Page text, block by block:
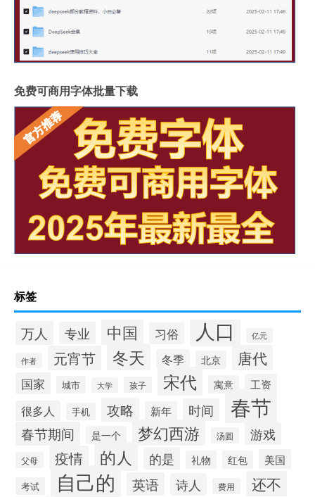
免费可商用字体批量下载
标签
万人 专业 中国 习俗 人口 亿元
作者 元宵节 冬天 冬季 北京 唐代
国家 城市 大学 孩子 宋代 寓意 工资
很多人 手机 攻略 新年 时间 春节
春节期间 是一个 梦幻西游 汤圆 游戏
父母 疫情 的人 的是 礼物 红包 美国
考试 自己的 英语 诗人 费用 还不